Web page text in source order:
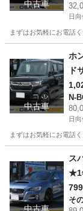
中古車
ー
日
まずはお気軽にお電話
中古車
ホ
ド
Ｂ
ア
Ｃ
N-
日
まずはお気軽にお電話
中古車
ス
★1
デ
従
そ